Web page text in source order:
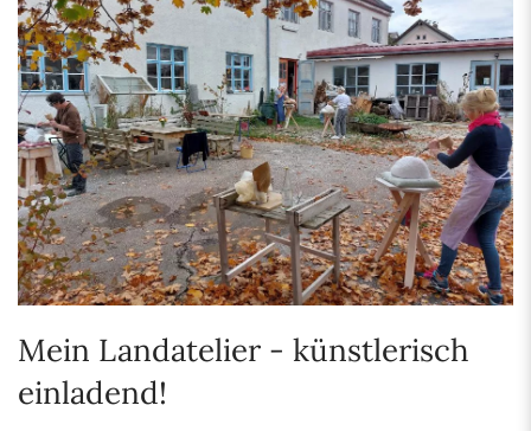
Mein Landatelier - künstlerisch
einladend!